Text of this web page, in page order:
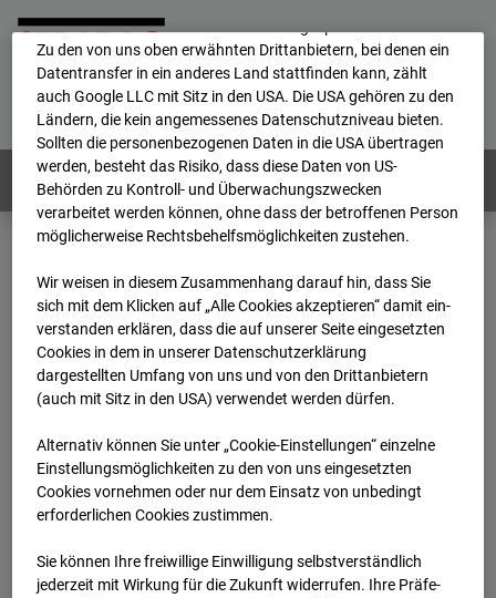
Home E-Mail Impressum
Login
Deutsch / English
Webcams: Alle Länder
Home Deutschland
GC-101 - BV-Seed-FFM
Archiv
2026 07 08 17:55
GC-101 - BV-Seed-FFM
Zur Übersicht
Archivdatum:08.07.2026 17:55,
ein anderes Land transferiert und dort gespeichert werden.
Zu den von uns oben erwähnten Drittanbietern, bei denen ein
Datentransfer in ein anderes Land stattfinden kann, zählt
auch Google LLC mit Sitz in den USA. Die USA gehören zu den
Ländern, die kein angemessenes Datenschutzniveau bieten.
Sollten die personenbezogenen Daten in die USA übertragen
werden, besteht das Risiko, dass diese Daten von US-
Behörden zu Kontroll- und Überwachungszwecken
verarbeitet werden können, ohne dass der betroffenen Person
möglicherweise Rechtsbehelfsmöglichkeiten zustehen.
Wir weisen in diesem Zusammenhang darauf hin, dass Sie
sich mit dem Klicken auf „Alle Cookies akzeptieren“ damit ein­
ver­standen erklären, dass die auf unserer Seite eingesetzten
Cookies in dem in unserer Datenschutzerklärung
dargestellten Umfang von uns und von den Drittanbietern
(auch mit Sitz in den USA) verwendet werden dürfen.
Alternativ können Sie unter „Cookie-Einstellungen“ einzelne
Einstellungsmöglichkeiten zu den von uns eingesetzten
Cookies vornehmen oder nur dem Einsatz von unbedingt
erforderlichen Cookies zustimmen.
Sie können Ihre freiwillige Einwilligung selbstverständlich
jederzeit mit Wirkung für die Zukunft widerrufen. Ihre Prä­fe­